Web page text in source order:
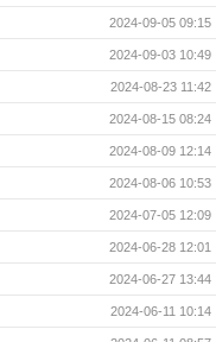
2024-09-05 09:15
2024-09-03 10:49
2024-08-23 11:42
2024-08-15 08:24
2024-08-09 12:14
2024-08-06 10:53
2024-07-05 12:09
2024-06-28 12:01
2024-06-27 13:44
2024-06-11 10:14